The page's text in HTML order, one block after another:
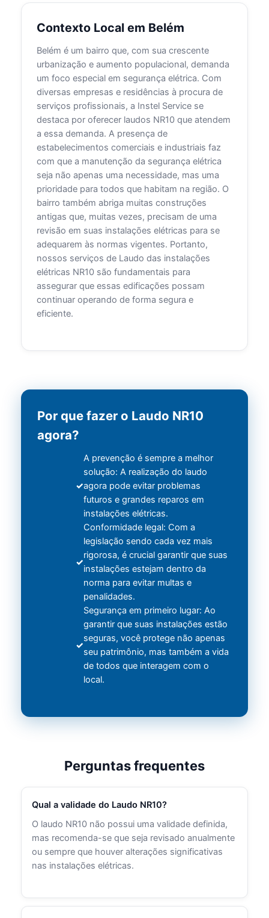
Contexto Local em Belém
Belém é um bairro que, com sua crescente
urbanização e aumento populacional, demanda
um foco especial em segurança elétrica. Com
diversas empresas e residências à procura de
serviços profissionais, a Instel Service se
destaca por oferecer laudos NR10 que atendem
a essa demanda. A presença de
estabelecimentos comerciais e industriais faz
com que a manutenção da segurança elétrica
seja não apenas uma necessidade, mas uma
prioridade para todos que habitam na região. O
bairro também abriga muitas construções
antigas que, muitas vezes, precisam de uma
revisão em suas instalações elétricas para se
adequarem às normas vigentes. Portanto,
nossos serviços de Laudo das instalações
elétricas NR10 são fundamentais para
assegurar que essas edificações possam
continuar operando de forma segura e
eficiente.
Por que fazer o Laudo NR10
agora?
A prevenção é sempre a melhor
solução: A realização do laudo
agora pode evitar problemas
futuros e grandes reparos em
instalações elétricas.
Conformidade legal: Com a
legislação sendo cada vez mais
rigorosa, é crucial garantir que suas
instalações estejam dentro da
norma para evitar multas e
penalidades.
Segurança em primeiro lugar: Ao
garantir que suas instalações estão
seguras, você protege não apenas
seu patrimônio, mas também a vida
de todos que interagem com o
local.
Perguntas frequentes
Qual a validade do Laudo NR10?
O laudo NR10 não possui uma validade definida,
mas recomenda-se que seja revisado anualmente
ou sempre que houver alterações significativas
nas instalações elétricas.